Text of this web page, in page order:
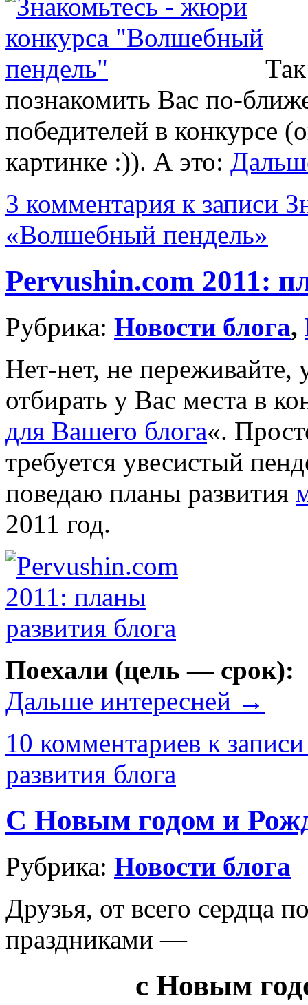
познакомить Вас по-
победителей в конкурсе
картинке :)). А это:
3 комментария к записи
«Волшебный пендель»
Pervushin.com 2011:
Рубрика: Новости блога,
Нет-нет, не
отбирать у Вас места в
для Вашего блога«.
требуется увесистый
поведаю планы развития
2011 год.
Поехали (цель — срок):
Дальше интересней →
10 комментариев к
развития блога
С Новым годом и
Рубрика: Новости блога
Друзья, от всего сердца
праздниками —
с Новым